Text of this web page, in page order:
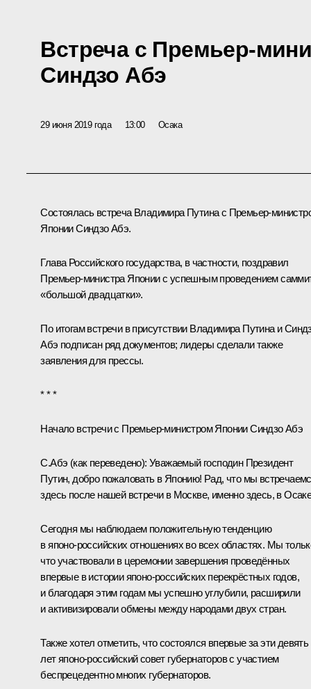
Встреча с Премьер-
Синдзо Абэ
29 июня 2019 года 13:00 Осака
Состоялась встреча Владимира Путина с Премьер-
ЯпонииСиндзо Абэ.
Глава Российского государства, в частности, поздравил
Премьер-министра Японии с успешным проведением
«большой двадцатки».
По итогам встречи в присутствии Владимира Путина и
Абэ подписан ряд документов; лидеры сделали также
заявления для прессы.
* * *
Начало встречи с Премьер-министром Японии Синдзо Абэ
С.Абэ (как переведено): Уважаемый господин Президент
Путин, добро пожаловать в Японию! Рад, что мы
здесь после нашей встречи в Москве, именно здесь, в
Сегодня мы наблюдаем положительную тенденцию
в японо‑российских отношениях во всех областях. Мы
что участвовали в церемонии завершения проведённых
впервые в истории японо‑российских перекрёстных годов,
и благодаря этим годам мы успешно углубили, расширили
и активизировали обмены между народами двух стран.
Также хотел отметить, что состоялся впервые за эти девять
лет японо‑российский совет губернаторов с участием
беспрецедентно многих губернаторов.